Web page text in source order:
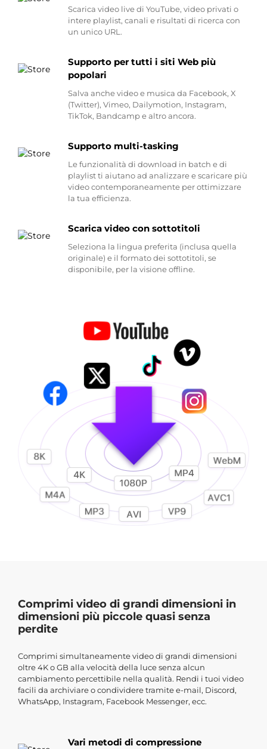
Scarica video live di YouTube, video privati o
intere playlist, canali e risultati di ricerca con
un unico URL.
Supporto per tutti i siti Web più
popolari
Salva anche video e musica da Facebook, X
(Twitter), Vimeo, Dailymotion, Instagram,
TikTok, Bandcamp e altro ancora.
Supporto multi-tasking
Le funzionalità di download in batch e di
playlist ti aiutano ad analizzare e scaricare più
video contemporaneamente per ottimizzare
la tua efficienza.
Scarica video con sottotitoli
Seleziona la lingua preferita (inclusa quella
originale) e il formato dei sottotitoli, se
disponibile, per la visione offline.
Comprimi video di grandi dimensioni in
dimensioni più piccole quasi senza
perdite
Comprimi simultaneamente video di grandi dimensioni
oltre 4K o GB alla velocità della luce senza alcun
cambiamento percettibile nella qualità. Rendi i tuoi video
facili da archiviare o condividere tramite e-mail, Discord,
WhatsApp, Instagram, Facebook Messenger, ecc.
Vari metodi di compressione